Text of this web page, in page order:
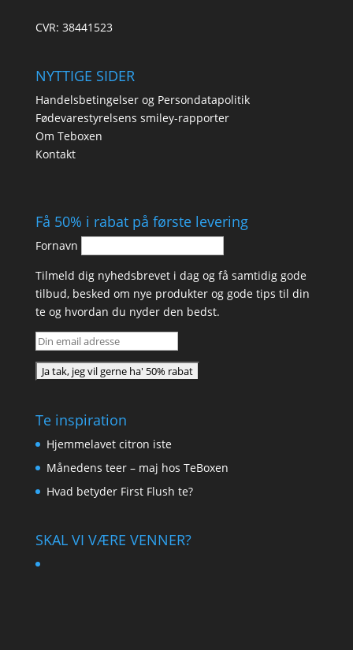
CVR: 38441523
NYTTIGE SIDER
Handelsbetingelser og Persondatapolitik
Fødevarestyrelsens smiley-rapporter
Om Teboxen
Kontakt
Få 50% i rabat på første levering
Fornavn
Tilmeld dig nyhedsbrevet i dag og få samtidig gode
tilbud, besked om nye produkter og gode tips til din
te og hvordan du nyder den bedst.
Te inspiration
Hjemmelavet citron iste
Månedens teer – maj hos TeBoxen
Hvad betyder First Flush te?
SKAL VI VÆRE VENNER?